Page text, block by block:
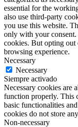
essential for the
also use third-party
you use this website.
only with your consent.
cookies. But opting out
browsing experience.
Necessary
Necessary
Siempre activado
Necessary cookies are
function properly. This
basic functionalities
cookies do not store
Non-necessary